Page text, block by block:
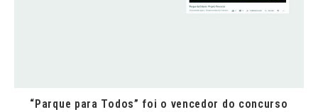
“Parque para Todos” foi o vencedor do concurso